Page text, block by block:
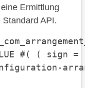
Ermittlung
API.
#( ( sign =